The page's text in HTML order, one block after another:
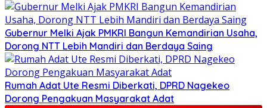
Gubernur Melki Ajak PMKRI Bangun Kemandirian Usaha,
Dorong NTT Lebih Mandiri dan Berdaya Saing
Rumah Adat Ute Resmi Diberkati, DPRD Nagekeo
Dorong Pengakuan Masyarakat Adat